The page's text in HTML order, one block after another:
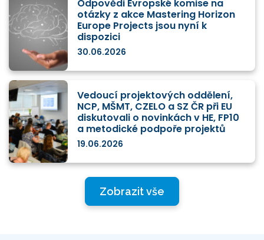
Odpovědi Evropské komise na
otázky z akce Mastering Horizon
Europe Projects jsou nyní k
dispozici
30.06.2026
Vedoucí projektových oddělení,
NCP, MŠMT, CZELO a SZ ČR při EU
diskutovali o novinkách v HE, FP10
a metodické podpoře projektů
19.06.2026
Zobrazit vše